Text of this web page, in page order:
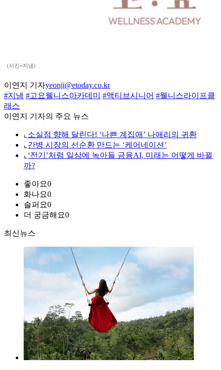
(사진=지냄)
이연지 기자yeonji@etoday.co.kr
#지냄 #고요웰니스아카데미 #액티브시니어 #웰니스라이프클
래스
이연지 기자의 주요 뉴스
⌞ 소실점 향해 달린다! ‘나쁜 계집애’ 나애리의 귀환
⌞ 간병 시장의 선순환 만드는 ‘케어네이션’
⌞ ‘전기’처럼 일상에 녹아들 금융AI, 미래는 어떻게 바뀔
까?
좋아요0
화나요0
슬퍼요0
더 궁금해요0
최신뉴스